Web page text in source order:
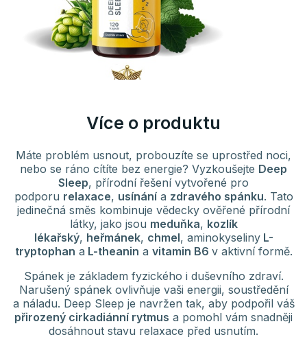
Více o produktu
Máte problém usnout, probouzíte se uprostřed noci,
nebo se ráno cítíte bez energie? Vyzkoušejte Deep
Sleep, přírodní řešení vytvořené pro
podporu relaxace, usínánía zdravého spánku. Tato
jedinečná směs kombinuje vědecky ověřené přírodní
látky, jako jsou meduňka, kozlík
lékařský, heřmánek, chmel, aminokyselinyL-
tryptophan a L-theanin a vitamin B6 v aktivní formě.
Spánek je základem fyzického i duševního zdraví.
Narušený spánek ovlivňuje vaši energii, soustředění
a náladu. Deep Sleep je navržen tak, aby podpořil váš
přirozený cirkadiánní rytmus a pomohl vám snadněji
dosáhnout stavu relaxace před usnutím.